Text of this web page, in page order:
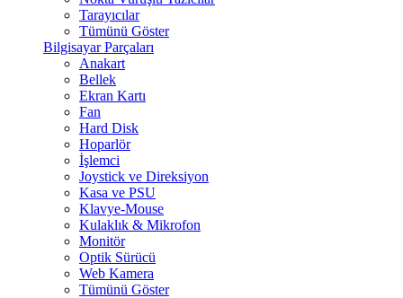
Tarayıcılar
Tümünü Göster
Bilgisayar Parçaları
Anakart
Bellek
Ekran Kartı
Fan
Hard Disk
Hoparlör
İşlemci
Joystick ve Direksiyon
Kasa ve PSU
Klavye-Mouse
Kulaklık & Mikrofon
Monitör
Optik Sürücü
Web Kamera
Tümünü Göster